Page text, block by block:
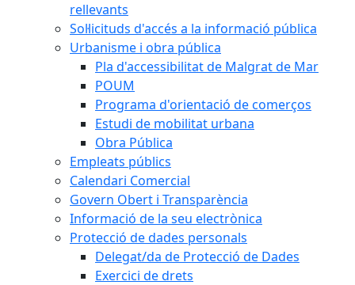
rellevants
Sol·licituds d'accés a la informació pública
Urbanisme i obra pública
Pla d'accessibilitat de Malgrat de Mar
POUM
Programa d'orientació de comerços
Estudi de mobilitat urbana
Obra Pública
Empleats públics
Calendari Comercial
Govern Obert i Transparència
Informació de la seu electrònica
Protecció de dades personals
Delegat/da de Protecció de Dades
Exercici de drets